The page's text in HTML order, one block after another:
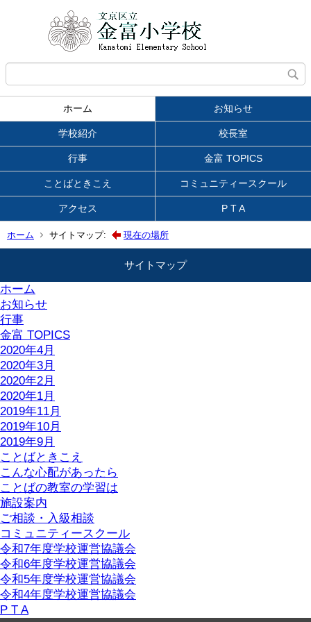
ホーム お知らせ
学校紹介 校長室
行事 金富 TOPICS
ことばときこえ コミュニティースクール
アクセス P T A
ホーム サイトマップ: 現在の場所
サイトマップ
ホーム
お知らせ
行事
金富 TOPICS
2020年4月
2020年3月
2020年2月
2020年1月
2019年11月
2019年10月
2019年9月
ことばときこえ
こんな心配があったら
ことばの教室の学習は
施設案内
ご相談・入級相談
コミュニティースクール
令和7年度学校運営協議会
令和6年度学校運営協議会
令和5年度学校運営協議会
令和4年度学校運営協議会
P T A